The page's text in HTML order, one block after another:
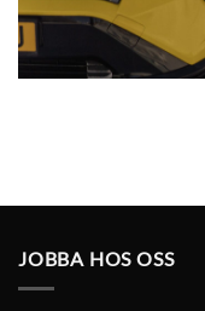
JOBBA HOS OSS